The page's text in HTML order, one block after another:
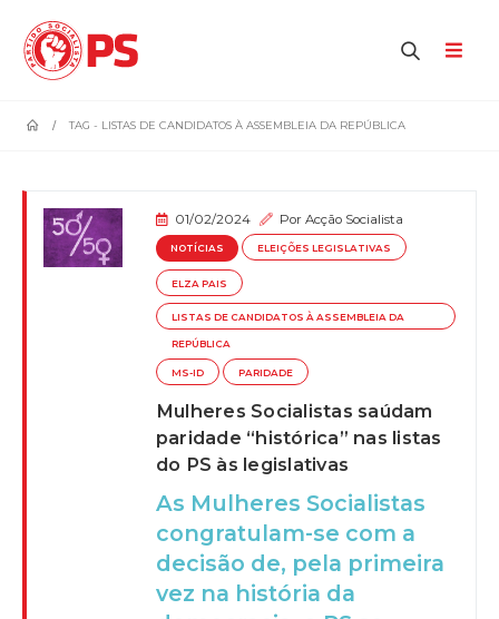
TAG - LISTAS DE CANDIDATOS À ASSEMBLEIA DA REPÚBLICA
01/02/2024 PorAcção Socialista
NOTÍCIAS ELEIÇÕES LEGISLATIVAS
ELZA PAIS
LISTAS DE CANDIDATOS À ASSEMBLEIA DA
REPÚBLICA
MS-ID PARIDADE
Mulheres Socialistas saúdam
paridade “histórica” nas listas
do PS às legislativas
As Mulheres Socialistas
congratulam-se com a
decisão de, pela primeira
vez na história da